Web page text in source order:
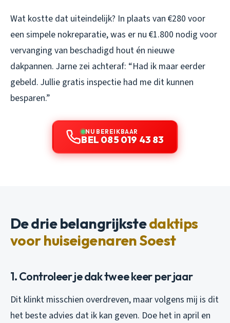
Wat kostte dat uiteindelijk? In plaats van €280 voor
een simpele nokreparatie, was er nu €1.800 nodig voor
vervanging van beschadigd hout én nieuwe
dakpannen. Jarne zei achteraf: “Had ik maar eerder
gebeld. Jullie gratis inspectie had me dit kunnen
besparen.”
NU BEREIKBAAR
BEL 085 019 43 83
De drie belangrijkstedaktips
voor huiseigenaren Soest
1. Controleer je dak twee keer per jaar
Dit klinkt misschien overdreven, maar volgens mij is dit
het beste advies dat ik kan geven. Doe het in april en